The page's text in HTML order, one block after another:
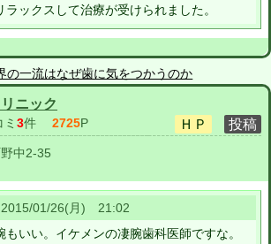
ックスして治療が受けられました。
の一流はなぜ歯に気をつかうのか
ニック
3件 2725P
中2-35
01/26(月) 21:02
いい。イケメンの凄腕歯科医師ですな。